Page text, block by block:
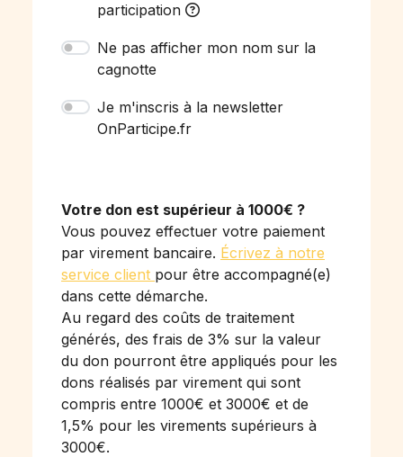
participation
Ne pas afficher mon nom sur la
cagnotte
Je m'inscris à la newsletter
OnParticipe.fr
Votre don est supérieur à 1000€ ?
Vous pouvez effectuer votre paiement
par virement bancaire. Écrivez à notre
service client pour être accompagné(e)
dans cette démarche.
Au regard des coûts de traitement
générés, des frais de 3% sur la valeur
du don pourront être appliqués pour les
dons réalisés par virement qui sont
compris entre 1000€ et 3000€ et de
1,5% pour les virements supérieurs à
3000€.